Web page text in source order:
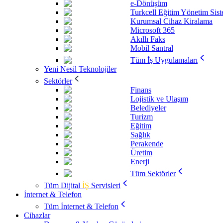
e-Dönüşüm
Turkcell Eğitim Yönetim
Kurumsal Cihaz Kiralama
Microsoft 365
Akıllı Faks
Mobil Santral
Tüm İş Uygulamaları
Yeni Nesil Teknolojiler
Sektörler
Finans
Lojistik ve Ulaşım
Belediyeler
Turizm
Eğitim
Sağlık
Perakende
Üretim
Enerji
Tüm Sektörler
Tüm Dijital İŞ Servisleri
İnternet & Telefon
Tüm İnternet & Telefon
Cihazlar